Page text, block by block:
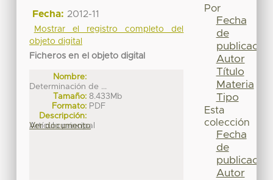
Fecha: 2012-11
Mostrar el registro completo del
objeto digital
Ficheros en el objeto digital
Nombre:
Determinación de ...
Tamaño: 8.433Mb
Formato: PDF
Descripción:
Artículo principal
Ver documento
Por
Fecha
de
publicación
Autor
Título
Materia
Tipo
Esta
colección
Fecha
de
publicación
Autor